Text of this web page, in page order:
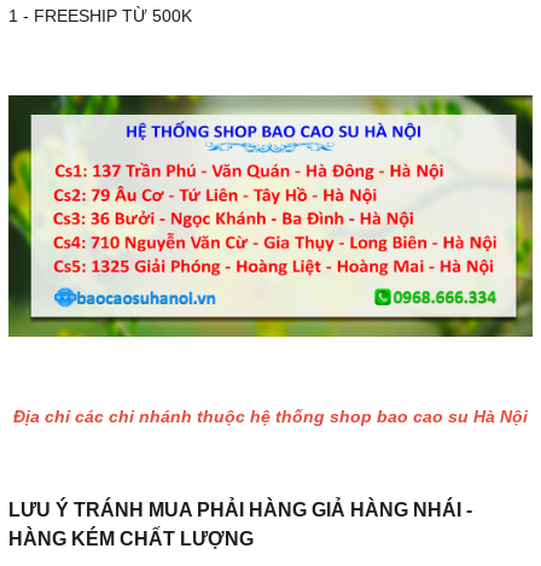
1 - FREESHIP TỪ 500K
Địa chỉ các chi nhánh thuộc hệ thống shop bao cao su Hà Nội
LƯU Ý TRÁNH MUA PHẢI HÀNG GIẢ HÀNG NHÁI -
HÀNG KÉM CHẤT LƯỢNG